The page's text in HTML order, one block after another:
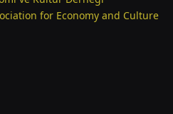
for Economy and Culture